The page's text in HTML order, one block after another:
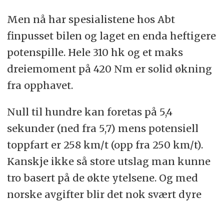
Men nå har spesialistene hos Abt
finpusset bilen og laget en enda heftigere
potenspille. Hele 310 hk og et maks
dreiemoment på 420 Nm er solid økning
fra opphavet.
Null til hundre kan foretas på 5,4
sekunder (ned fra 5,7) mens potensiell
toppfart er 258 km/t (opp fra 250 km/t).
Kanskje ikke så store utslag man kunne
tro basert på de økte ytelsene. Og med
norske avgifter blir det nok svært dyre